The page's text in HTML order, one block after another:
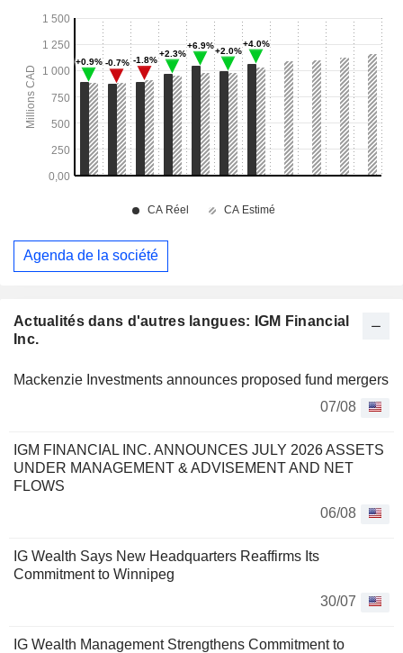
Actualités dans d'autres langues: IGM Financial
Inc.
Mackenzie Investments announces proposed fund mergers
07/08
IGM FINANCIAL INC. ANNOUNCES JULY 2026 ASSETS
UNDER MANAGEMENT & ADVISEMENT AND NET
FLOWS
06/08
IG Wealth Says New Headquarters Reaffirms Its
Commitment to Winnipeg
30/07
IG Wealth Management Strengthens Commitment to
Agenda de la société